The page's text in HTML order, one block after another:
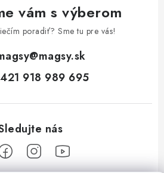
vám s výberom
poradiť? Sme tu pre vás!
@magsy.sk
918 989 695